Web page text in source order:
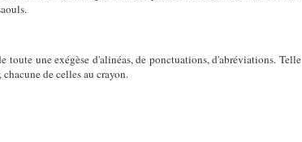
toute une exégèse d'alinéas, de ponctuations, d'abréviations. Telle
de celles au crayon.